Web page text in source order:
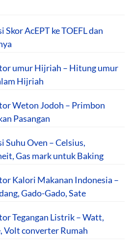
Skor AcEPT ke TOEFL dan
umur Hijriah – Hitung umur
Hijriah
Weton Jodoh – Primbon
Pasangan
Suhu Oven – Celsius,
Gas mark untuk Baking
Kalori Makanan Indonesia –
Gado-Gado, Sate
Tegangan Listrik – Watt,
Volt converter Rumah